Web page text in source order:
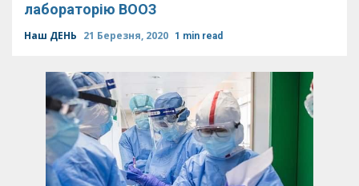
лабораторію ВООЗ
Наш ДЕНЬ 21 Березня, 2020 1 min read